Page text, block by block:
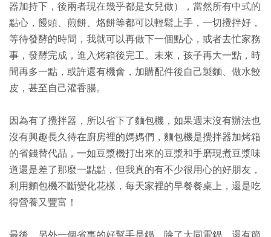
器加持下，後兩者現在幾乎都是女兒做），當然所有中式的
點心，饅頭、煎餅、烙餅等都可以輕鬆上手，一切攪拌好，
等待發酵的時間，我就可以再做下一個點心，或者去忙家務
事，發酵完成，進入烤箱後完工。未來，孩子再大一點，時
間再多一點，或許還有機會，加購配件後自己製麵、做水餃
皮，甚至自己灌香腸。
因為有了攪拌器，所以省下了麵包機，如果週末沒有辦法也
沒有興趣長久待在廚房裡的媽媽們，麵包機是攪拌器加烤箱
的省錢替代品，一如豆漿機打出來的豆漿和手磨現煮豆漿味
道還是差了那麼一點點，但我真的有不少很用心的好朋友，
利用麵包機不斷變化花樣，每天家裡的早餐餐桌上，還是吃
得營養又豐富！